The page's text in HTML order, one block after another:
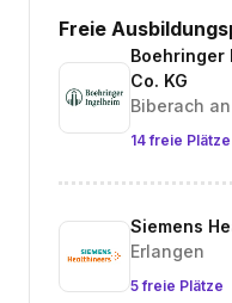
Freie
Boehringer
Co. KG
Biberach
14 freie Plätze
Siemens
Erlangen
5 freie Plätze